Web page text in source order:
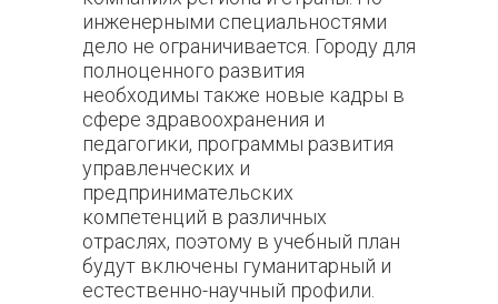
инженерными специальностями
дело не ограничивается. Городу для
полноценного развития
необходимы также новые кадры в
сфере здравоохранения и
педагогики, программы развития
управленческих и
предпринимательских
компетенций в различных
отраслях, поэтому в учебный план
будут включены гуманитарный и
естественно-научный профили.